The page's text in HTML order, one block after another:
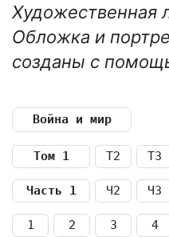
Художественная
Обложка и
созданы с
Война и мир
Том 1 Т2 Т3
Часть 1 Ч2 Ч3
1 2 3 4